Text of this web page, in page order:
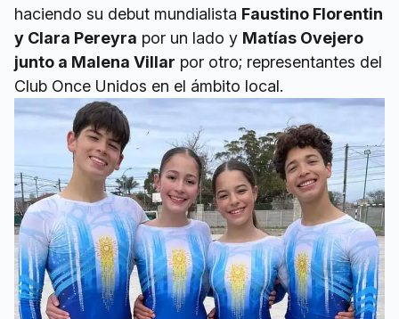
haciendo su debut mundialista Faustino Florentin
y Clara Pereyra por un lado y Matías Ovejero
junto a Malena Villar por otro; representantes del
Club Once Unidos en el ámbito local.